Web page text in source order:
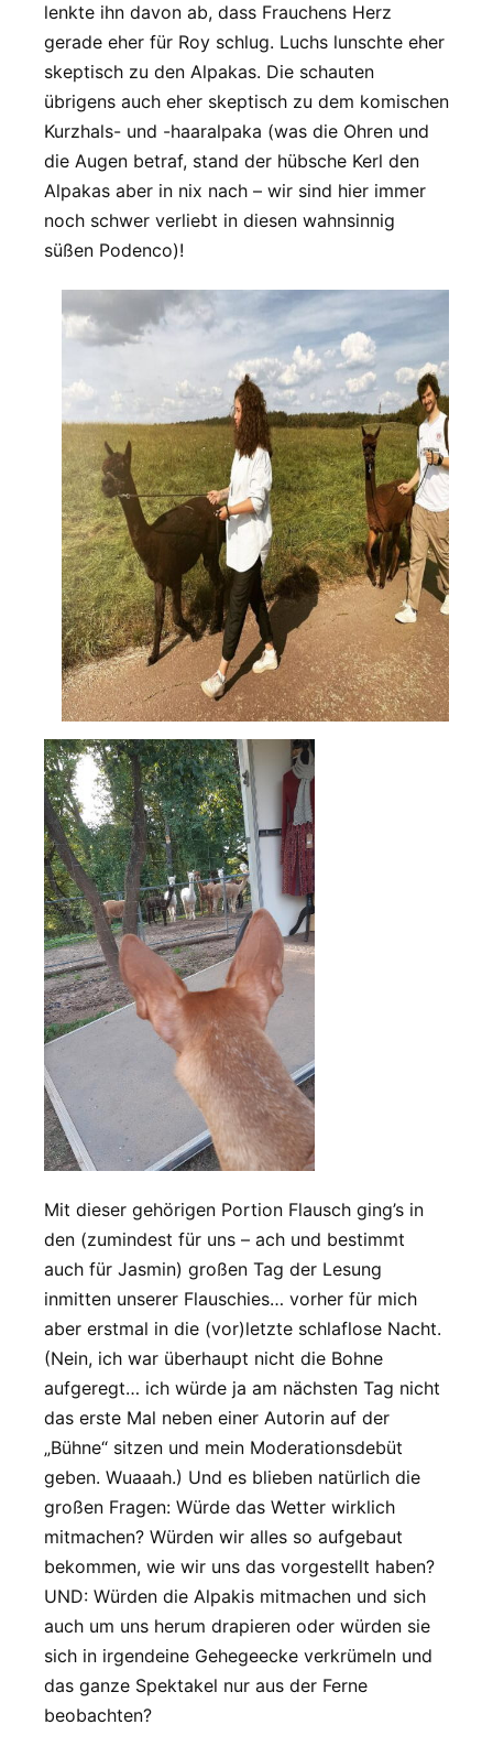
lenkte ihn davon ab, dass Frauchens Herz
gerade eher für Roy schlug. Luchs lunschte eher
skeptisch zu den Alpakas. Die schauten
übrigens auch eher skeptisch zu dem komischen
Kurzhals- und -haaralpaka (was die Ohren und
die Augen betraf, stand der hübsche Kerl den
Alpakas aber in nix nach – wir sind hier immer
noch schwer verliebt in diesen wahnsinnig
süßen Podenco)!
Mit dieser gehörigen Portion Flausch ging’s in
den (zumindest für uns – ach und bestimmt
auch für Jasmin) großen Tag der Lesung
inmitten unserer Flauschies… vorher für mich
aber erstmal in die (vor)letzte schlaflose Nacht.
(Nein, ich war überhaupt nicht die Bohne
aufgeregt… ich würde ja am nächsten Tag nicht
das erste Mal neben einer Autorin auf der
„Bühne“ sitzen und mein Moderationsdebüt
geben. Wuaaah.) Und es blieben natürlich die
großen Fragen: Würde das Wetter wirklich
mitmachen? Würden wir alles so aufgebaut
bekommen, wie wir uns das vorgestellt haben?
UND: Würden die Alpakis mitmachen und sich
auch um uns herum drapieren oder würden sie
sich in irgendeine Gehegeecke verkrümeln und
das ganze Spektakel nur aus der Ferne
beobachten?